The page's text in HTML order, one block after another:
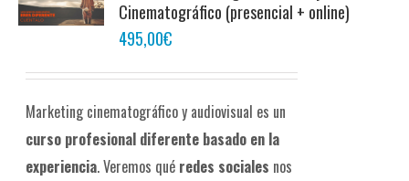
Cinematográfico (presencial + online)
495,00€
Marketing cinematográfico y audiovisual es un
curso profesional diferente basado en la
experiencia. Veremos qué redes sociales nos